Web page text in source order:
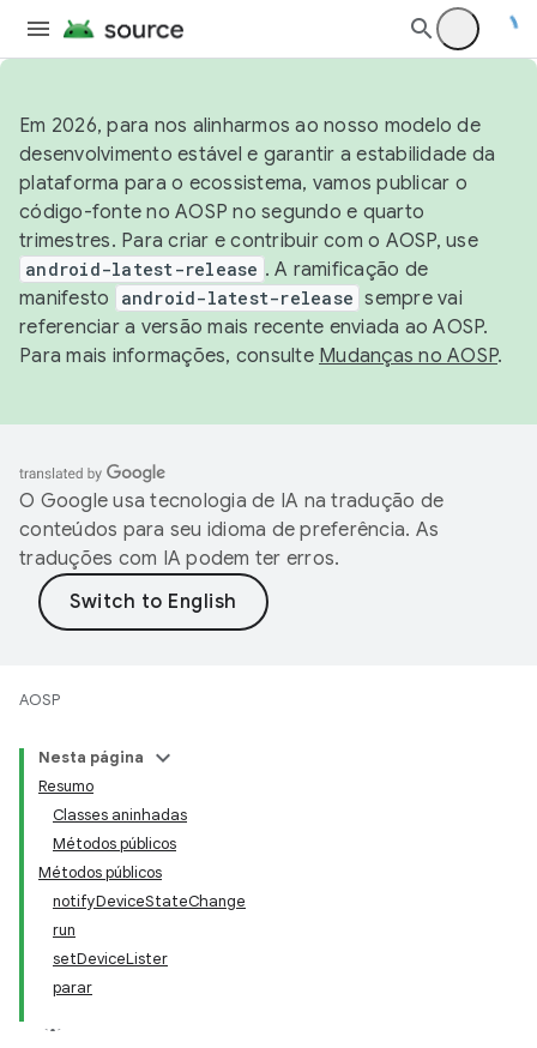
Em 2026, para nos alinharmos ao nosso modelo de
desenvolvimento estável e garantir a estabilidade da
plataforma para o ecossistema, vamos publicar o
código-fonte no AOSP no segundo e quarto
trimestres. Para criar e contribuir com o AOSP, use
android-latest-release . A ramificação de
manifesto
android-latest-release sempre vai
referenciar a versão mais recente enviada ao AOSP.
Para mais informações, consulte Mudanças no AOSP.
O Google usa tecnologia de IA na tradução de
conteúdos para seu idioma de preferência. As
traduções com IA podem ter erros.
AOSP
Nesta página
Resumo
Classes aninhadas
Métodos públicos
Métodos públicos
notifyDeviceStateChange
run
setDeviceLister
parar